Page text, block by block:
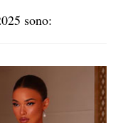
sono: